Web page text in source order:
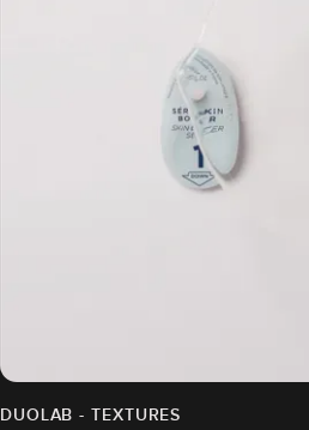
DUOLAB - TEXTURES